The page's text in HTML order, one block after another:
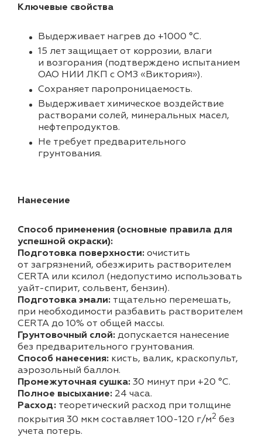
Ключевые свойства
Выдерживает нагрев до +1000 °C.
15 лет защищает от коррозии, влаги
и возгорания (подтверждено испытанием
ОАО НИИ ЛКП с ОМЗ «Виктория»).
Cохраняет паропроницаемость.
Выдерживает химическое воздействие
растворами солей, минеральных масел,
нефтепродуктов.
Не требует предварительного
грунтования.
Нанесение
Способ применения (основные правила для
успешной окраски):
Подготовка поверхности: очистить
от загрязнений, обезжирить растворителем
CERTA или ксилол (недопустимо использовать
уайт-спирит, сольвент, бензин).
Подготовка эмали: тщательно перемешать,
при необходимости разбавить растворителем
CERTA до 10% от общей массы.
Грунтовочный слой: допускается нанесение
без предварительного грунтования.
Способ нанесения: кисть, валик, краскопульт,
аэрозольный баллон.
Промежуточная сушка: 30 минут при +20 °С.
Полное высыхание: 24 часа.
Расход: теоретический расход при толщине
покрытия 30 мкм составляет 100-120 г/м2 без
учета потерь.